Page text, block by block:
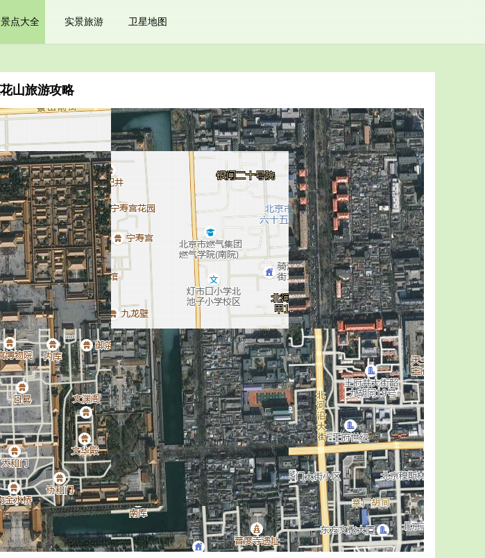
景点大全 实景旅游 卫星地图
山旅游攻略